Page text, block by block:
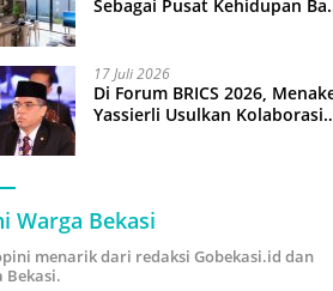
Sebagai Pusat Kehidupan
17 Juli 2026
Di Forum BRICS 2026,
Yassierli Usulkan Kolaborasi
Warga Bekasi
menarik dari redaksi Gobekasi.id dan
Bekasi.